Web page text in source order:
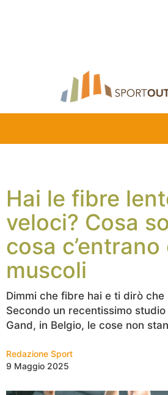
Hai le fibre
veloci? Cosa
cosa c’entrano
muscoli
Dimmi che fibre hai e ti dirò
Secondo un recentissimo
Gand, in Belgio, le cose non
Redazione Sport
9 Maggio 2025